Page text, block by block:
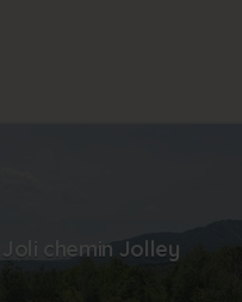
Joli chemin Jolley